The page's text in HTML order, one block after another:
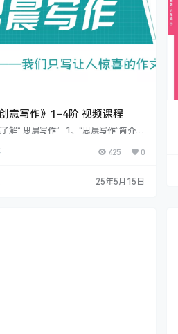
创意写作》1-4阶 视频课程
解“ 思晨写作” 1、“思晨写作”简介
）共同研发的创意写作课程。本课程
度，从名著名画名篇中，萃取小学到中
需的全部108个进阶技法，让孩子的作
425 0
25年5月15日